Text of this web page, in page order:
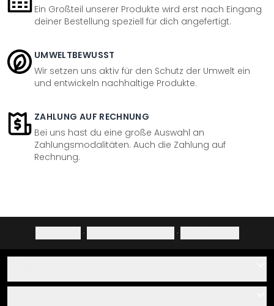
Ein Großteil unserer Produkte wird erst nach Eingang
deiner Bestellung speziell für dich angefertigt.
UMWELTBEWUSST
Wir setzen uns aktiv für den Schutz der Umwelt ein
und entwickeln nachhaltige Produkte.
ZAHLUNG AUF RECHNUNG
Bei uns hast du eine große Auswahl an
Zahlungsmodalitäten. Auch die Zahlung auf
Rechnung.
· ·